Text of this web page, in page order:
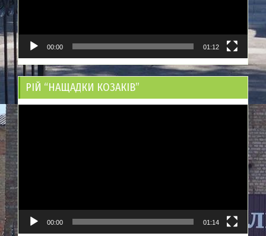
00:00 01:12
РІЙ “НАЩАДКИ КОЗАКІВ”
00:00 01:14